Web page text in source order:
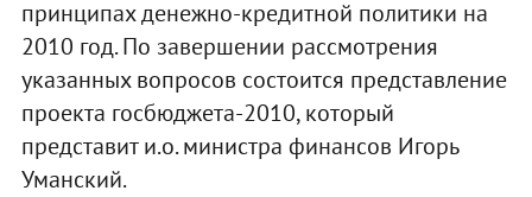
принципах денежно-кредитной политики на
2010 год. По завершении рассмотрения
указанных вопросов состоится представление
проекта госбюджета-2010, который
представит и.о. министра финансов Игорь
Уманский.